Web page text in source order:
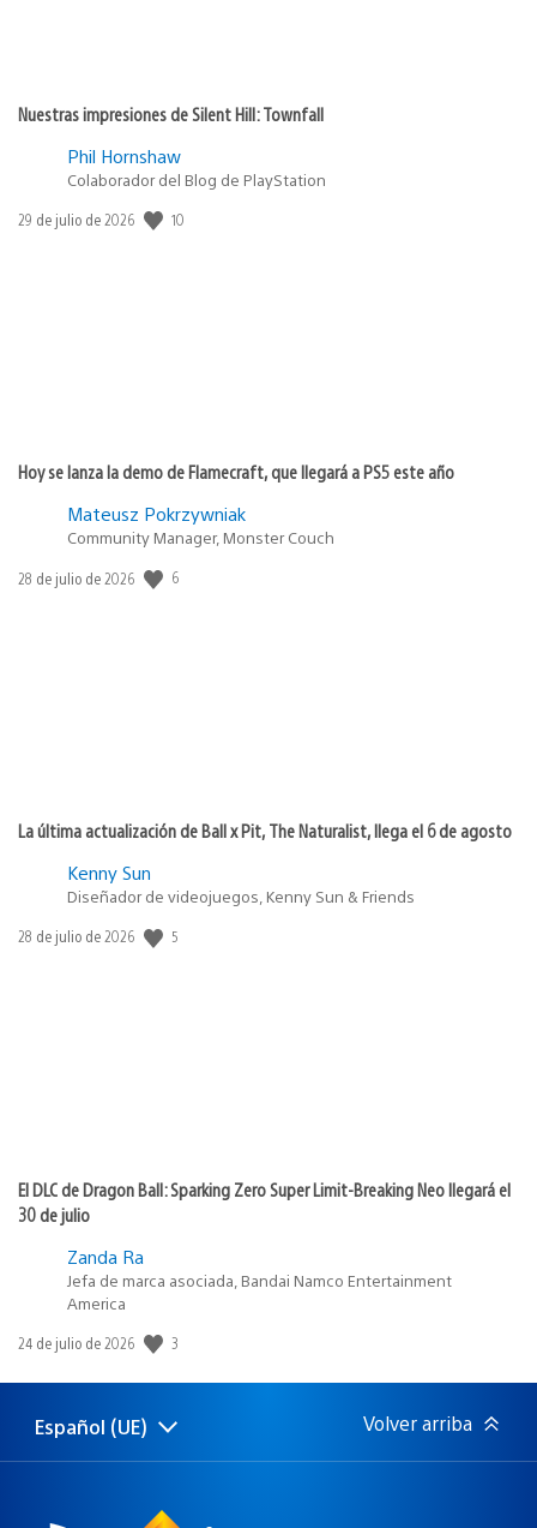
Nuestras impresiones de Silent Hill: Townfall
Phil Hornshaw
Colaborador del Blog de PlayStation
Fecha
29 de julio de 2026 10
Hoy se lanza la demo de Flamecraft, que llegará a PS5 este año
Mateusz Pokrzywniak
Community Manager, Monster Couch
Fecha
28 de julio de 2026 6
La última actualización de Ball x Pit, The Naturalist, llega el 6 de agosto
Kenny Sun
Diseñador de videojuegos, Kenny Sun & Friends
Fecha
28 de julio de 2026 5
El DLC de Dragon Ball: Sparking Zero Super Limit-Breaking Neo llegará el
30 de julio
Zanda Ra
Jefa de marca asociada, Bandai Namco Entertainment
America
Fecha
publicación:
24 de julio de 2026 3
Selecciona
una
Región
actual:
Español (UE) Volver arriba